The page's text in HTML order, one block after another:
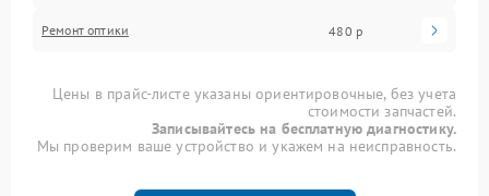
Ремонт оптики 480 р
Цены в прайс-листе указаны ориентировочные, без учета
стоимости запчастей.
Записывайтесь на бесплатную диагностику.
Мы проверим ваше устройство и укажем на неисправность.